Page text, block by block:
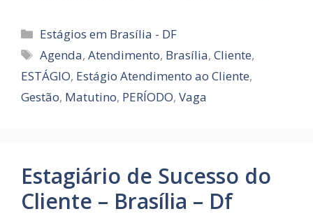
Categorias
Estágios em Brasília - DF
Tags
Agenda,Atendimento, Brasília,Cliente,
ESTÁGIO, Estágio Atendimento ao Cliente,
Gestão, Matutino, PERÍODO, Vaga
Estagiário de Sucesso do
Cliente – Brasília – Df